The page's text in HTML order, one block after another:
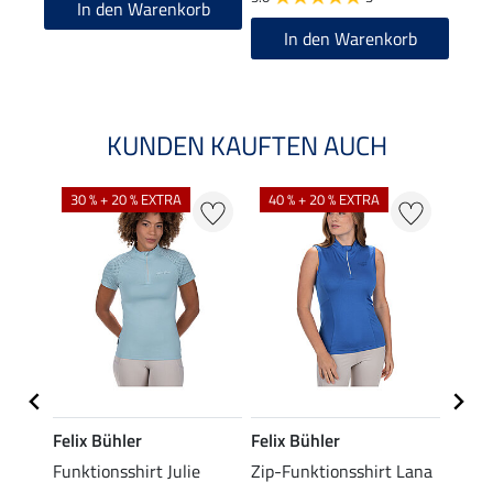
In den Warenkorb
In den Warenkorb
KUNDEN KAUFTEN AUCH
30 % + 20 % EXTRA
Felix Bühler
Funktionsshirt Julie
40 % + 20 % EXTRA
Felix Bühler
Zip-Funktionsshirt Lana